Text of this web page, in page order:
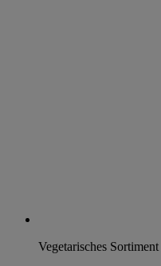
Vegetarisches Sortiment